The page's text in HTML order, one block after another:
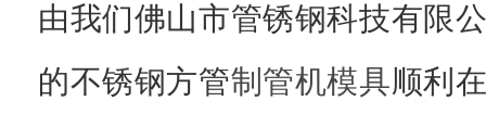
由我们佛山市管锈钢科技有限
的不锈钢方管制管机模具顺利